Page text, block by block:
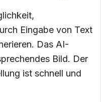
Eingabe von Text
Das AI-
Bild. Der
ist schnell und